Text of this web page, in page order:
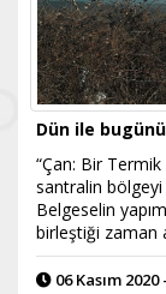
Dün ile
“Çan: Bir
santralin
Belgeselin
birleştiği zaman
06 Kasım 2020